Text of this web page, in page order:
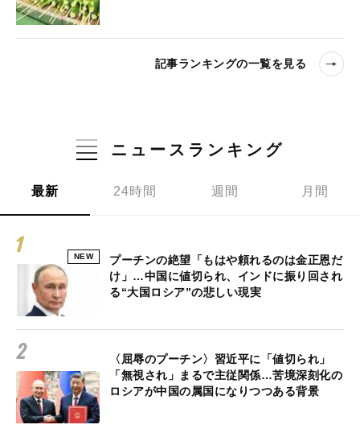
記事ランキングの一覧を見る
ニュースランキング
最新 24時間 週間 月間
NEW
プーチンの絶望「もはや頼れるのは金正恩だ
け」…中国に値切られ、インドに振り回され
る“大国ロシア”の悲しい現実
〈屈辱のプーチン〉習近平に「値切られ」
「無視され」まるで主従関係…苦境深刻化の
ロシアが中国の属国になりつつある背景